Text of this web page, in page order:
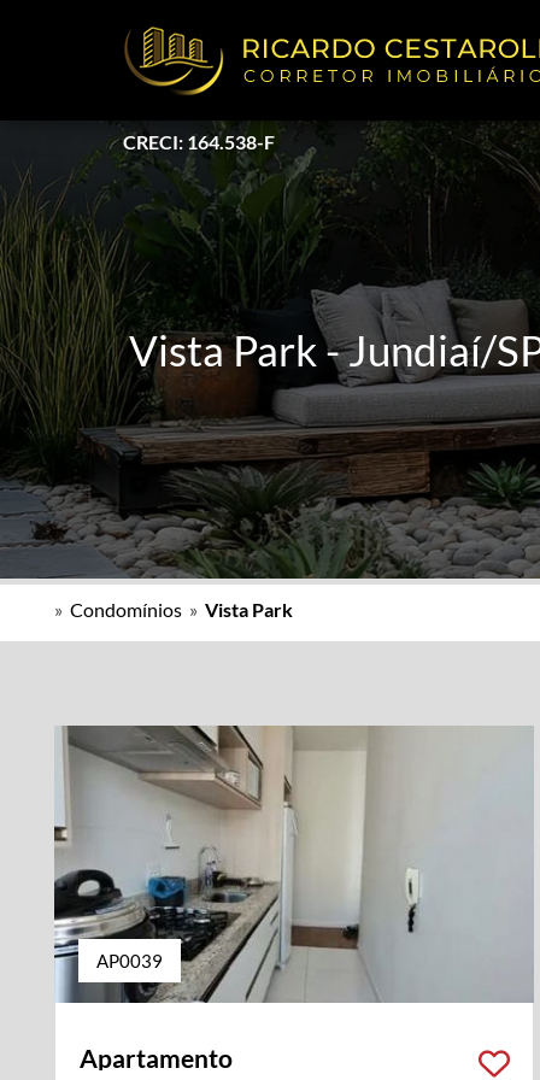
CRECI: 164.538-F
Vista Park - Jundiaí/
» Condomínios » Vista Park
AP0039
Apartamento